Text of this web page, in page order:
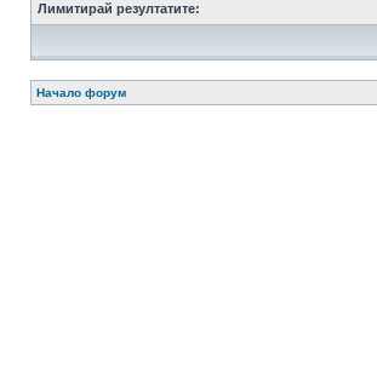
Лимитирай резултатите:
Начало форум